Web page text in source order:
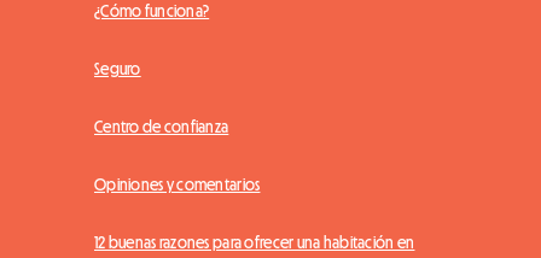
¿Cómo funciona?
Seguro
Centro de confianza
Opiniones y comentarios
12 buenas razones para ofrecer una habitación en